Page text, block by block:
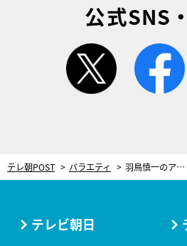
公式SNS
twitter
テレ朝POST バラエティ 羽鳥慎一のアナウンサー人生を変えた天才D！とんねるずの番組で総合演出も
テレビ朝日